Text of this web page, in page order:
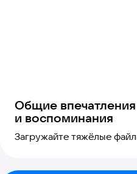
Общие впечатления
и воспоминания
Загружайте тяжёлые